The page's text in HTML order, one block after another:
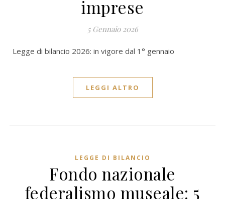
imprese
5 Gennaio 2026
Legge di bilancio 2026: in vigore dal 1° gennaio
LEGGI ALTRO
LEGGE DI BILANCIO
Fondo nazionale
federalismo museale: 5